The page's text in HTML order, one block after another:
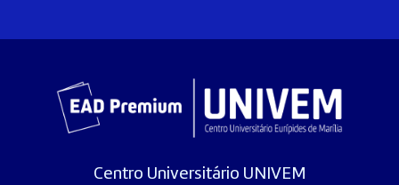
Centro Universitário UNIVEM